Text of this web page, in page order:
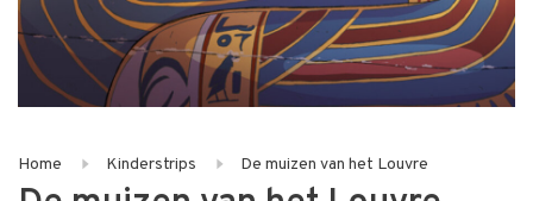
Home Kinderstrips De muizen van het Louvre